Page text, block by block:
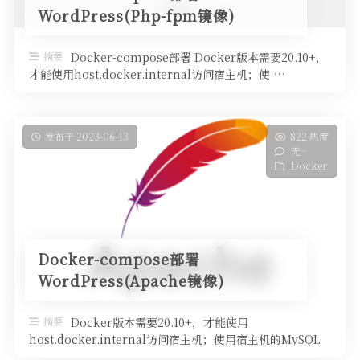
WordPress(Php-fpm镜像)
摘要 Docker-compose部署 Docker版本需要20.10+，
才能使用host.docker.internal访问宿主机；使 …
发布于 2023-06-13
822 热度
无~
Docker
Docker-compose部署
WordPress(Apache镜像)
摘要 Docker版本需要20.10+，才能使用
host.docker.internal访问宿主机；使用宿主机的MySQL